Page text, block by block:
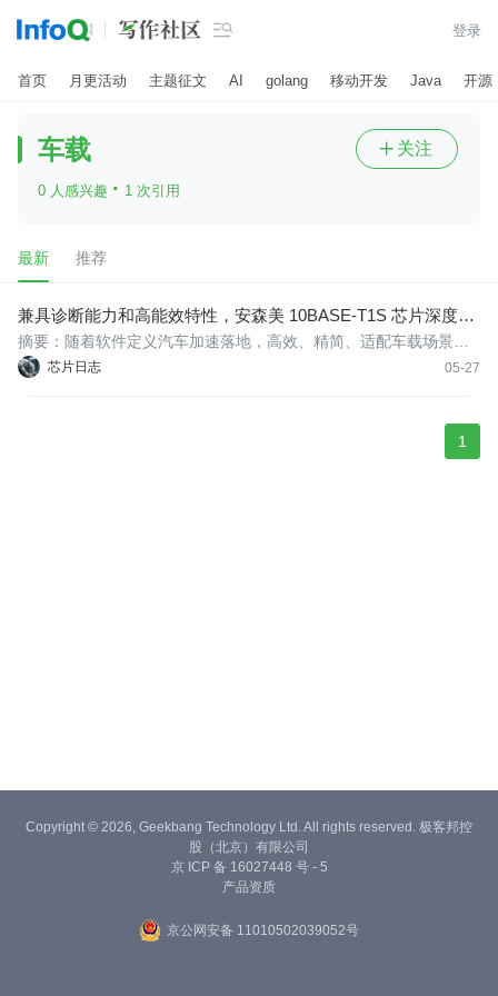
 登录
首页 月更活动 主题征文 AI golang 移动开发 Java 开源
车载
0 人感兴趣 · 1 次引用
 关注
最新 推荐
兼具诊断能力和高能效特性，安森美 10BASE-T1S 芯片深度解
析
芯片日志 05-27
摘要：随着软件定义汽车加速落地，高效、精简、适配车载场景的
通信技术成为行业核心诉求。10BASE-T1S作为专为车载与工业场
1
Copyright © 2026, Geekbang Technology Ltd. All rights reserved. 极客邦控
股（北京）有限公司
京 ICP 备 16027448 号 - 5
产品资质
京公网安备 11010502039052号